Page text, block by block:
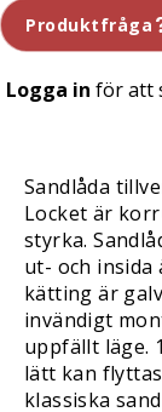
Produktfråga
Logga in för att
Sandlåda
Locket är
styrka.
ut- och insida
kätting är
invändigt
uppfällt läge.
lätt kan
klassiska